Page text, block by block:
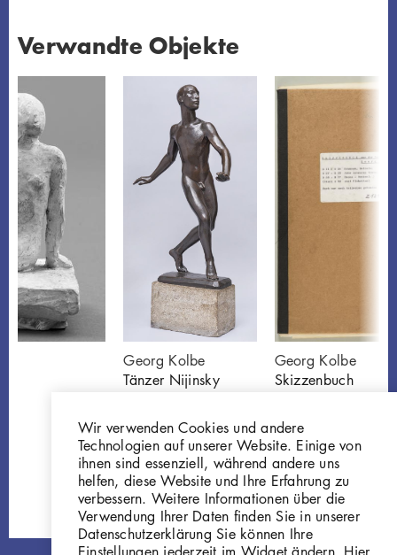
Verwandte Objekte
Georg Kolbe
Tänzer Nijinsky
Georg Kolbe
Skizzenbuch
Z121-169
Wir verwenden Cookies und andere
Technologien auf unserer Website. Einige von
ihnen sind essenziell, während andere uns
helfen, diese Website und Ihre Erfahrung zu
verbessern. Weitere Informationen über die
Verwendung Ihrer Daten finden Sie in unserer
Datenschutzerklärung Sie können Ihre
Einstellungen jederzeit im Widget ändern. Hier